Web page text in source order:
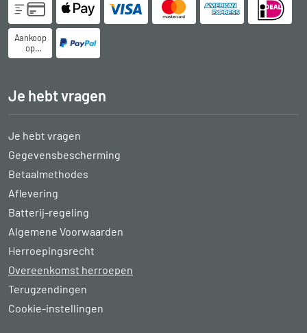
Aankoop
op
rekening
Je hebt vragen
Je hebt vragen
Gegevensbescherming
Betaalmethodes
Aflevering
Batterij-regeling
Algemene Voorwaarden
Herroepingsrecht
Overeenkomst herroepen
Terugzendingen
Cookie-instellingen